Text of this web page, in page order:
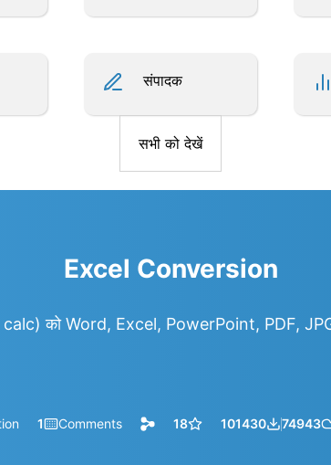
संपादक
सभी को देखें
Excel Conversion
को Word, Excel, PowerPoint, PDF,
1 Comments 18 101430 74943